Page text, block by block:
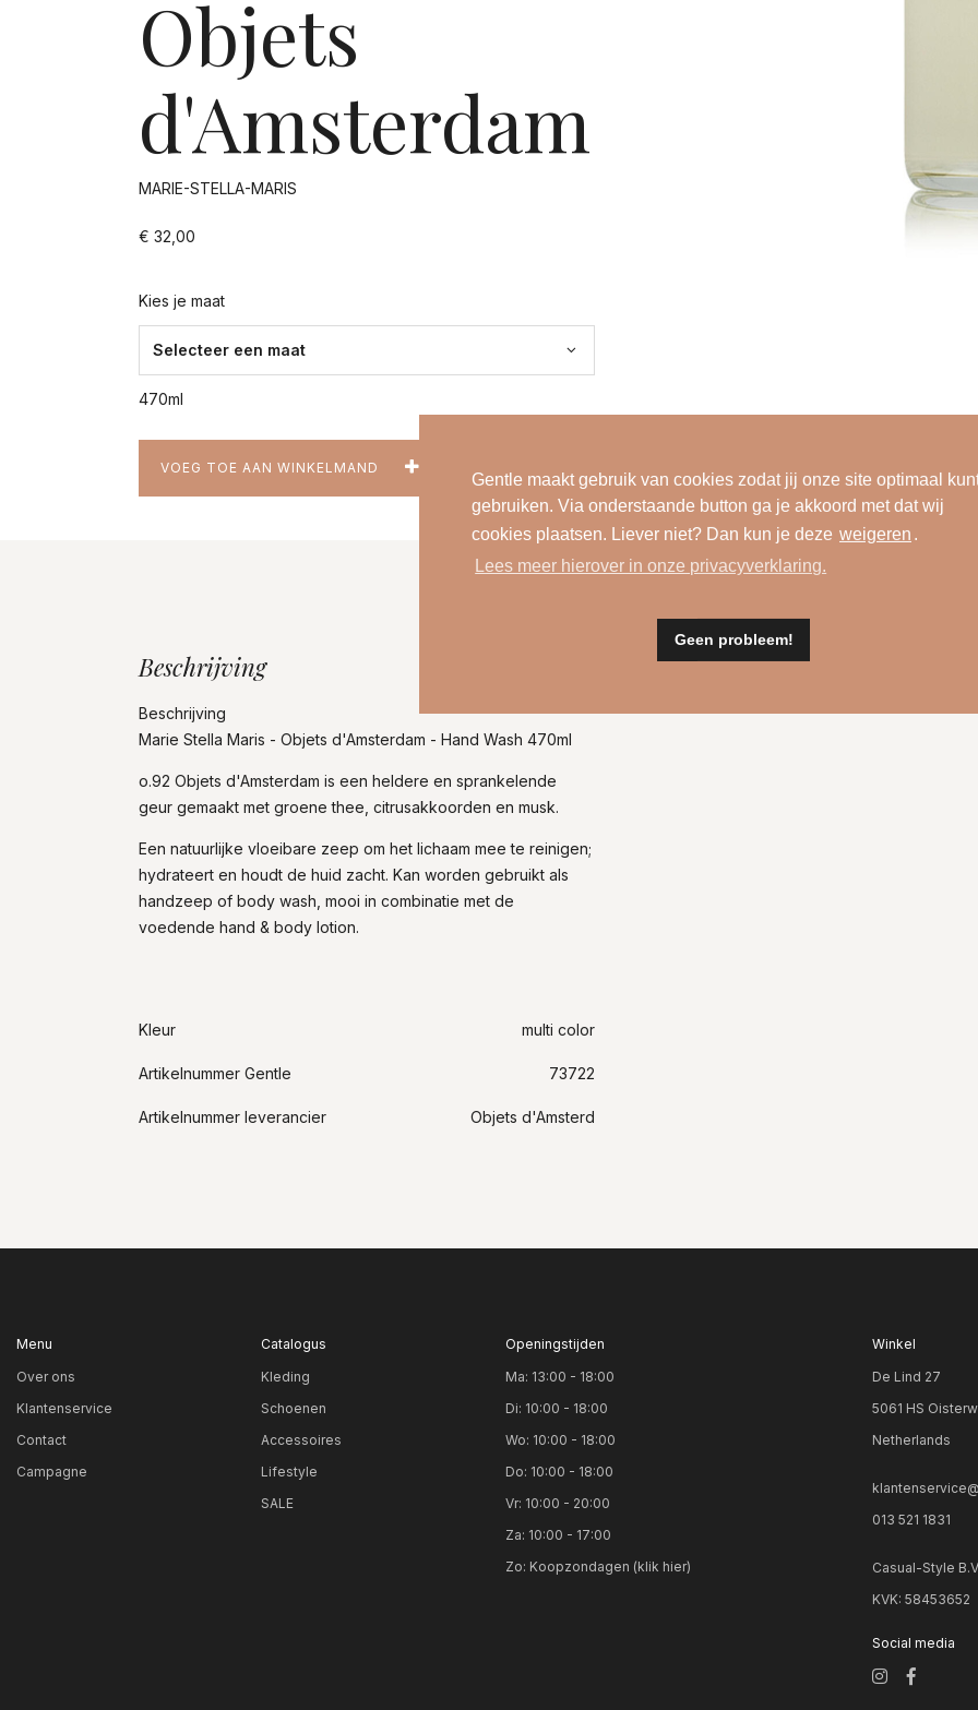
Gentle maakt gebruik van cookies zodat jij onze site optimaal
gebruiken. Via onderstaande button ga je akkoord met dat wij
cookies plaatsen. Liever niet? Dan kun je deze weigeren .
Lees meer hierover in onze privacyverklaring.
Geen probleem!
Objets
d'Amsterdam
MARIE-STELLA-MARIS
€ 32,00
Kies je maat
470ml
VOEG TOE AAN WINKELMAND
Beschrijving
Beschrijving
Marie Stella Maris - Objets d'Amsterdam - Hand Wash 470ml
o.92 Objets d'Amsterdam is een heldere en sprankelende
geur gemaakt met groene thee, citrusakkoorden en musk.
Een natuurlijke vloeibare zeep om het lichaam mee te reinigen;
hydrateert en houdt de huid zacht. Kan worden gebruikt als
handzeep of body wash, mooi in combinatie met de
voedende hand & body lotion.
Kleur multi color
Artikelnummer Gentle 73722
Artikelnummer leverancier Objets d'Amsterd
Materiaal
Menu
Over ons
Klantenservice
Contact
Campagne
Catalogus
Kleding
Schoenen
Accessoires
Lifestyle
SALE
Openingstijden
Ma: 13:00 - 18:00
Di: 10:00 - 18:00
Wo: 10:00 - 18:00
Do: 10:00 - 18:00
Vr: 10:00 - 20:00
Za: 10:00 - 17:00
Zo: Koopzondagen (klik hier)
Winkel
De Lind 27
5061 HS
Netherlands
013 521 1831
Casual-Style B.V
KVK: 58453652
Social media